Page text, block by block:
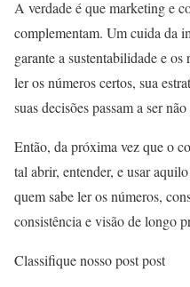
A verdade é que marketing e
complementam. Um cuida da
garante a sustentabilidade e
ler os números certos, sua
suas decisões passam a ser
Então, da próxima vez que o
tal abrir, entender, e usar
quem sabe ler os números,
consistência e visão de longo
Classifique nosso post post